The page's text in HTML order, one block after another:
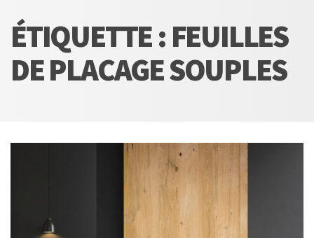
ÉTIQUETTE : FEUILLES
DE PLACAGE SOUPLES